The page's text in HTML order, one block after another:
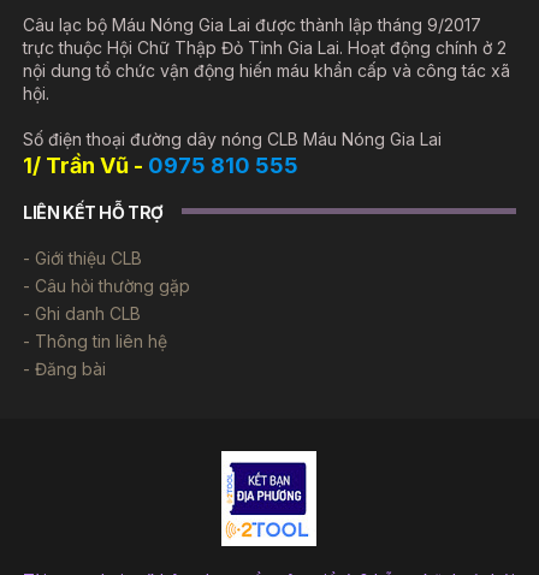
Câu lạc bộ Máu Nóng Gia Lai được thành lập tháng 9/2017
trực thuộc Hội Chữ Thập Đỏ Tỉnh Gia Lai. Hoạt động chính ở 2
nội dung tổ chức vận động hiến máu khẩn cấp và công tác xã
hội.
Số điện thoại đường dây nóng CLB Máu Nóng Gia Lai
1/ Trần Vũ - 0975 810 555
LIÊN KẾT HỖ TRỢ
Giới thiệu CLB
Câu hỏi thường gặp
Ghi danh CLB
Thông tin liên hệ
Đăng bài